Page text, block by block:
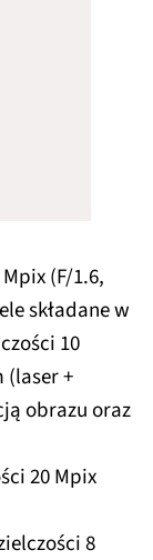
(F/1.6,
składane w
10
(laser +
obrazu oraz
20 Mpix
8